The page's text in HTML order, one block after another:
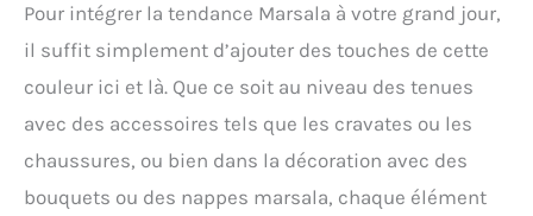
Pour intégrer la tendance Marsala à votre grand jour,
il suffit simplement d’ajouter des touches de cette
couleur ici et là. Que ce soit au niveau des tenues
avec des accessoires tels que les cravates ou les
chaussures, ou bien dans la décoration avec des
bouquets ou des nappes marsala, chaque élément